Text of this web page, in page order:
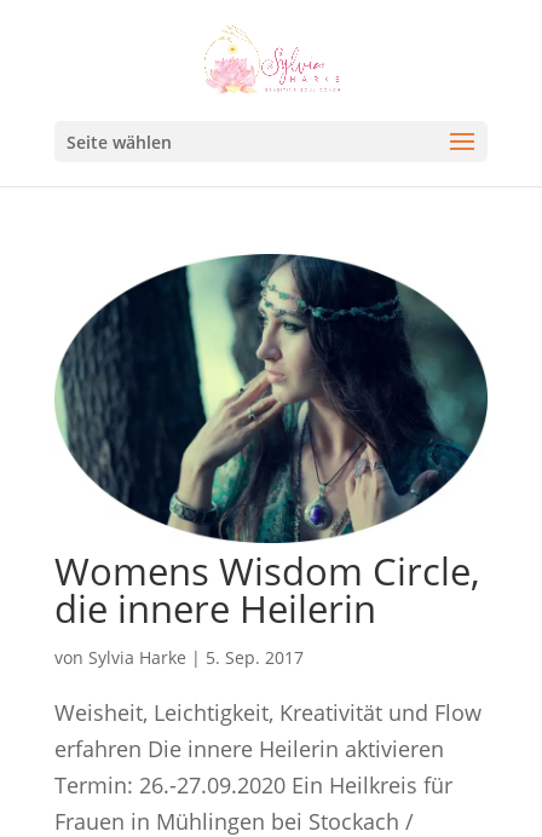
Seite wählen
Womens Wisdom Circle,
die innere Heilerin
von Sylvia Harke | 5. Sep. 2017
Weisheit, Leichtigkeit, Kreativität und Flow
erfahren Die innere Heilerin aktivieren
Termin: 26.-27.09.2020 Ein Heilkreis für
Frauen in Mühlingen bei Stockach /